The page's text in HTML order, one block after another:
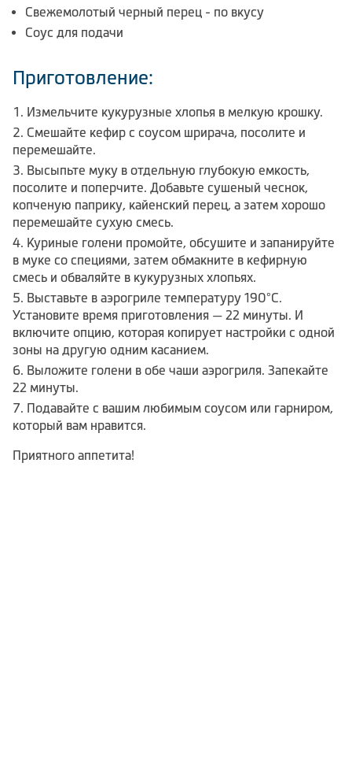
Свежемолотый черный перец - по вкусу
Соус для подачи
Приготовление:
Измельчите кукурузные хлопья в мелкую крошку.
Смешайте кефир с соусом шрирача, посолите и
перемешайте.
Высыпьте муку в отдельную глубокую емкость,
посолите и поперчите. Добавьте сушеный чеснок,
копченую паприку, кайенский перец, а затем хорошо
перемешайте сухую смесь.
Куриные голени промойте, обсушите и запанируйте
в муке со специями, затем обмакните в кефирную
смесь и обваляйте в кукурузных хлопьях.
Выставьте в аэрогриле температуру 190°С.
Установите время приготовления — 22 минуты. И
включите опцию, которая копирует настройки с одной
зоны на другую одним касанием.
Выложите голени в обе чаши аэрогриля. Запекайте
22 минуты.
Подавайте с вашим любимым соусом или гарниром,
который вам нравится.
Приятного аппетита!